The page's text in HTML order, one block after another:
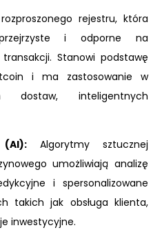
rejestru, która
i odporne na
Stanowi podstawę
i ma zastosowanie w
dostaw, inteligentnych
Algorytmy sztucznej
umożliwiają analizę
i spersonalizowane
takich jak obsługa klienta,
inwestycyjne.